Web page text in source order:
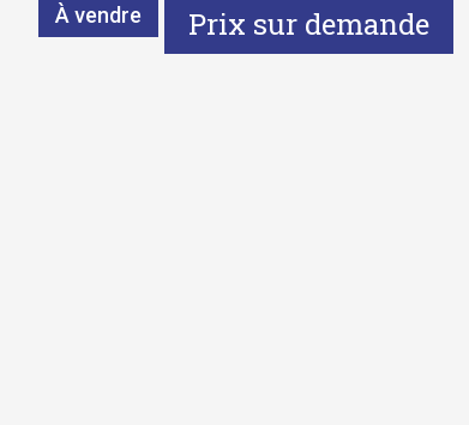
À vendre Prix sur demande